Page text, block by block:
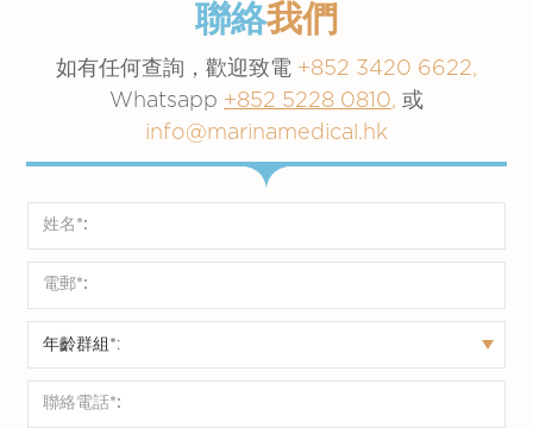
聯絡我們
如有任何查詢，歡迎致電 +852 3420 6622,
Whatsapp +852 5228 0810, 或
info@marinamedical.hk